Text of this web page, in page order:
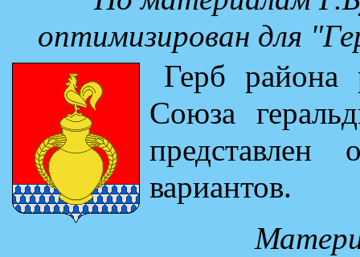
оптимизирован для
Герб района
Союза
представлен
вариантов.